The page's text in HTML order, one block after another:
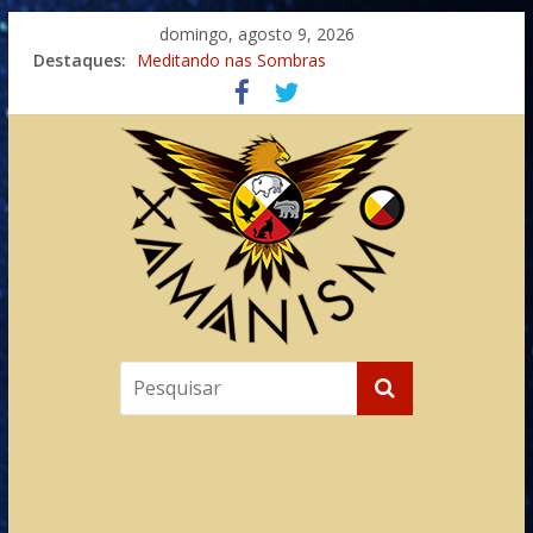
domingo, agosto 9, 2026
Destaques: Meditando nas Sombras
Autosuficiência: A Jornada do Espírito Ancestral
Xamanismo Universal
Totens – Caminho Espiritual – Crescimento
Imaginação na Cura